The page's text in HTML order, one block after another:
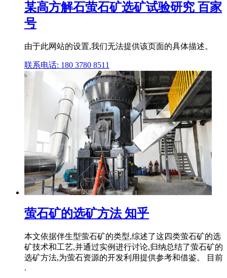
某高方解石萤石矿选矿试验研究 百家
号
由于此网站的设置,我们无法提供该页面的具体描述。
联系电话: 180 3780 8511
萤石矿的选矿方法 知乎
本文依据伴生型萤石矿的类型,综述了这四类萤石矿的选
矿技术和工艺,并通过实例进行讨论,归纳总结了萤石矿的
选矿方法,为萤石资源的开发利用提供参考和借鉴。 目前
.